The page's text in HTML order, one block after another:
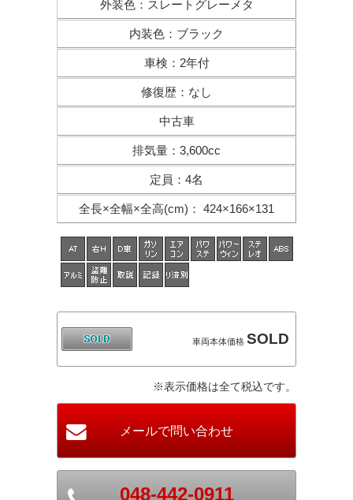
外装色： スレートグレーメタ
内装色 ： ブラック
車検 ： 2年付
修復歴 ： なし
中古車
排気量 ： 3,600cc
定員 ： 4名
全長×全幅×全高(cm) ： 424×166×131
車両本体価格 SOLD
※表示価格は全て税込です。
048-442-0911